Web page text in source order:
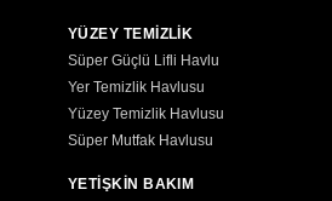
YÜZEY TEMİZLİK
Süper Güçlü Lifli Havlu
Yer Temizlik Havlusu
Yüzey Temizlik Havlusu
Süper Mutfak Havlusu
YETİŞKİN BAKIM